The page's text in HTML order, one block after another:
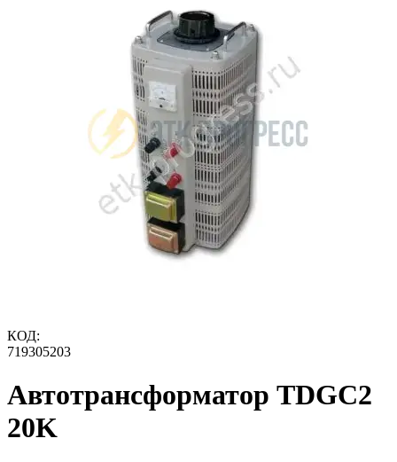
КОД:
719305203
Автотрансформатор TDGC2
20K